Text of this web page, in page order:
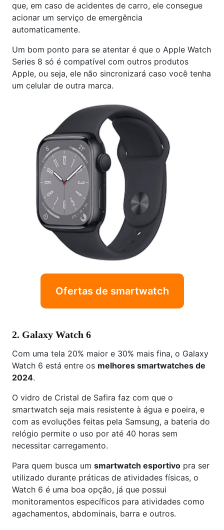
que, em caso de acidentes de carro, ele consegue
acionar um serviço de emergência
automaticamente.
Um bom ponto para se atentar é que o Apple Watch
Series 8 só é compatível com outros produtos
Apple, ou seja, ele não sincronizará caso você tenha
um celular de outra marca.
Ofertas de smartwatch
2. Galaxy Watch 6
Com uma tela 20% maior e 30% mais fina, o Galaxy
Watch 6 está entre os melhores smartwatches de
2024.
O vidro de Cristal de Safira faz com que o
smartwatch seja mais resistente à água e poeira, e
com as evoluções feitas pela Samsung, a bateria do
relógio permite o uso por até 40 horas sem
necessitar carregamento.
Para quem busca um smartwatch esportivo pra ser
utilizado durante práticas de atividades físicas, o
Watch 6 é uma boa opção, já que possui
monitoramentos específicos para atividades como
agachamentos, abdominais, barra e outros.